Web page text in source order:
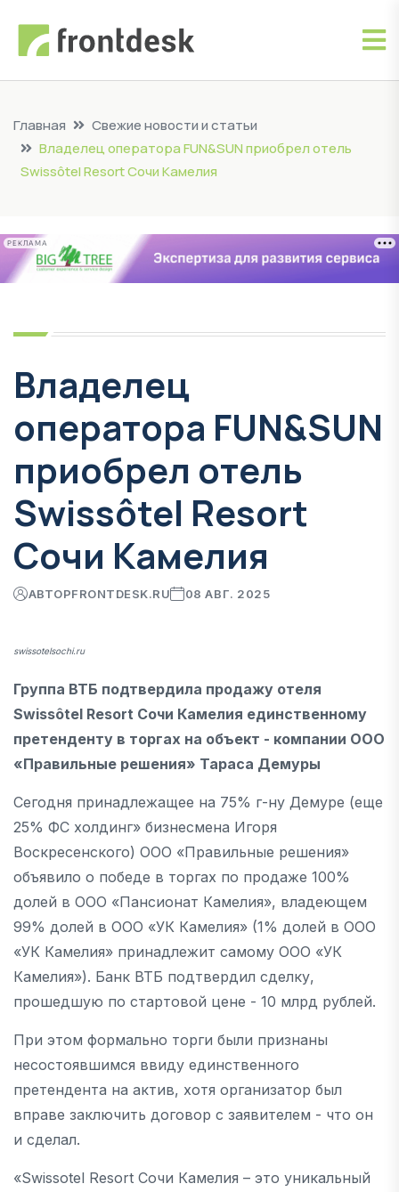
Главная
Свежие новости и статьи
Владелец оператора FUN&SUN приобрел отель
Swissôtel Resort Сочи Камелия
РЕКЛАМА
Владелец
оператора FUN&SUN
приобрел отель
Swissôtel Resort
Сочи Камелия
АВТОРFRONTDESK.RU 08 АВГ. 2025
swissotelsochi.ru
Группа ВТБ подтвердила продажу отеля
Swissôtel Resort Сочи Камелия единственному
претенденту в торгах на объект - компании ООО
«Правильные решения» Тараса Демуры
Сегодня принадлежащее на 75% г-ну Демуре (еще
25% ФС холдинг» бизнесмена Игоря
Воскресенского) ООО «Правильные решения»
объявило о победе в торгах по продаже 100%
долей в ООО «Пансионат Камелия», владеющем
99% долей в ООО «УК Камелия» (1% долей в ООО
«УК Камелия» принадлежит самому ООО «УК
Камелия»). Банк ВТБ подтвердил сделку,
прошедшую по стартовой цене - 10 млрд рублей.
При этом формально торги были признаны
несостоявшимся ввиду единственного
претендента на актив, хотя организатор был
вправе заключить договор с заявителем - что он
и сделал.
«Swissotel Resort Сочи Камелия – это уникальный